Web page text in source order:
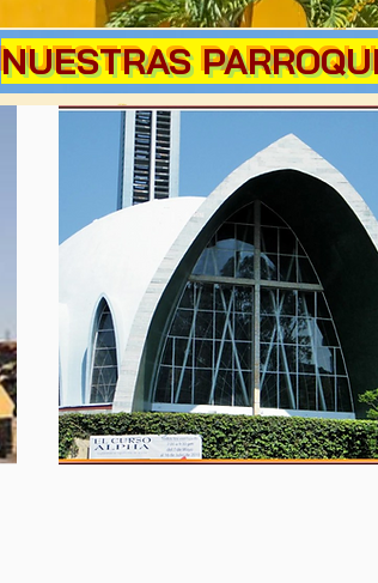
NUESTRAS